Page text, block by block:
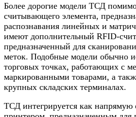
Более дорогие модели ТСД
считывающего элемента,
распознавания линейных и
имеют дополнительный RFID-
предназначенный для
меток. Подобные модели обычно
торговых точках, работающих с
маркированными товарами, а
крупных складских терминалах.
ТСД интегрируется как